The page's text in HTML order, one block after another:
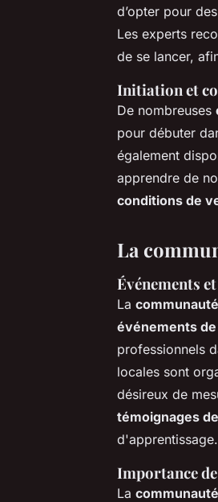
d’opter pour
Les experts
de se lancer,
Initiation et
De nombreuses
pour débuter
également
apprendre de
conditions de
La
Événements
La
événements
professionnels
locales sont
désireux de
témoignages
d'apprentissage.
Importance
La